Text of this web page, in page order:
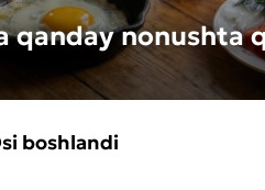
qanday nonushta
boshlandi